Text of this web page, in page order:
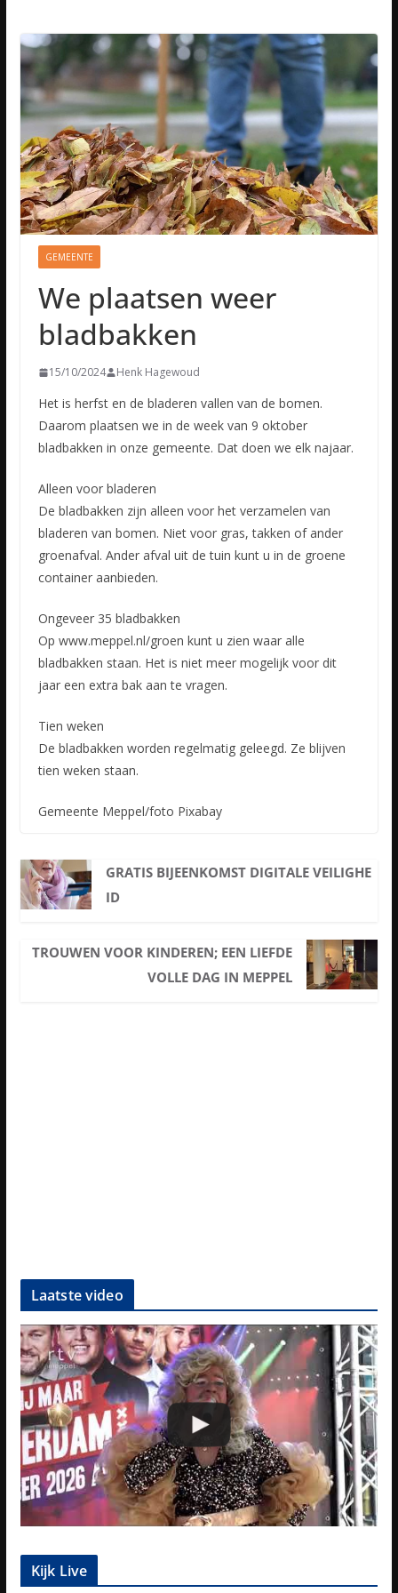
GEMEENTE
We plaatsen weer
bladbakken
15/10/2024 Henk Hagewoud
Het is herfst en de bladeren vallen van de bomen.
Daarom plaatsen we in de week van 9 oktober
bladbakken in onze gemeente. Dat doen we elk najaar.
Alleen voor bladeren
De bladbakken zijn alleen voor het verzamelen van
bladeren van bomen. Niet voor gras, takken of ander
groenafval. Ander afval uit de tuin kunt u in de groene
container aanbieden.
Ongeveer 35 bladbakken
Op www.meppel.nl/groen kunt u zien waar alle
bladbakken staan. Het is niet meer mogelijk voor dit
jaar een extra bak aan te vragen.
Tien weken
De bladbakken worden regelmatig geleegd. Ze blijven
tien weken staan.
Gemeente Meppel/foto Pixabay
GRATIS BIJEENKOMST DIGITALE VEILIGHE
ID
TROUWEN VOOR KINDEREN; EEN LIEFDE
VOLLE DAG IN MEPPEL
Laatste video
Kijk Live